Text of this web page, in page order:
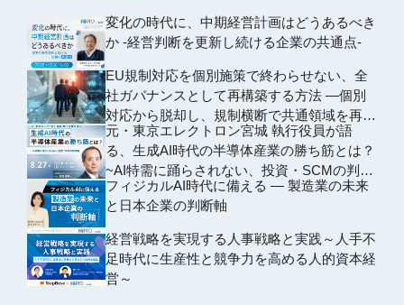
変化の時代に、中期経営計画はどうあるべき
か -経営判断を更新し続ける企業の共通点-
EU規制対応を個別施策で終わらせない、全
社ガバナンスとして再構築する方法 ―個別
対応から脱却し、規制横断で共通領域を再編
するための全社設計―
元・東京エレクトロン宮城 執行役員が語
る、生成AI時代の半導体産業の勝ち筋とは？
~AI特需に踊らされない、投資・SCMの判断
軸~
フィジカルAI時代に備える ― 製造業の未来
と日本企業の判断軸
経営戦略を実現する人事戦略と実践～人手不
足時代に生産性と競争力を高める人的資本経
営～